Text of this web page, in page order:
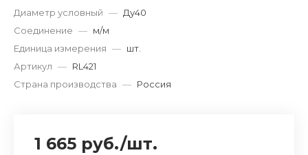
Диаметр условный — Ду40
Соединение — м/м
Единица измерения — шт.
Артикул — RL421
Страна производства — Россия
1 665 руб./шт.